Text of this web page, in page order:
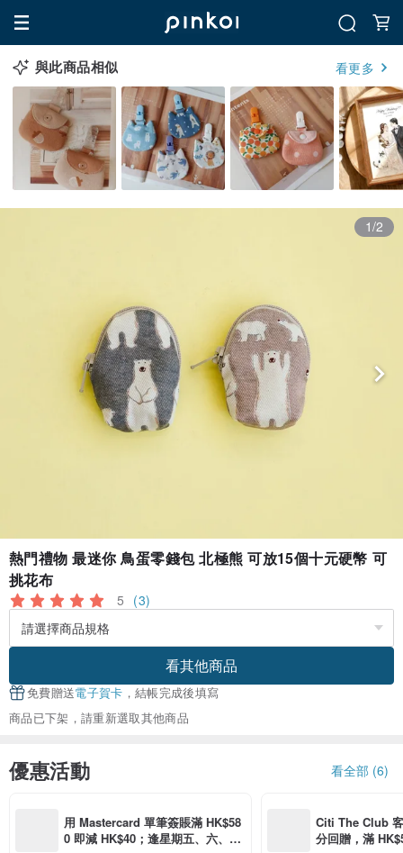
與此商品相似 看更多
1/2
熱門禮物 最迷你 鳥蛋零錢包 北極熊 可放15個十元硬幣 可
挑花布
5 (3)
看其他商品
免費贈送電子賀卡 ，結帳完成後填寫
商品已下架，請重新選取其他商品
優惠活動 看全部 (6)
用 Mastercard 單筆簽賬滿 HK$58
0 即減 HK$40；逢星期五、六、日
Citi The Club
分回贈，滿